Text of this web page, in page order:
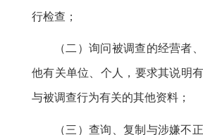
行检查 ；
（二）询问被调查的经营者
他有关单位、个人 ， 要求其说明
与被调查行为有关的其他资料；
（三）查询、复制与涉嫌不